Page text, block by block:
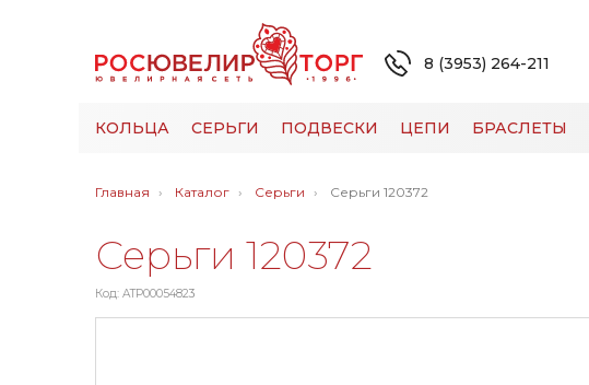
8 (3953) 264-211
КОЛЬЦА СЕРЬГИ ПОДВЕСКИ ЦЕПИ БРАСЛЕТЫ
Главная Каталог Серьги Серьги 120372
Серьги 120372
Код: ATP00054823